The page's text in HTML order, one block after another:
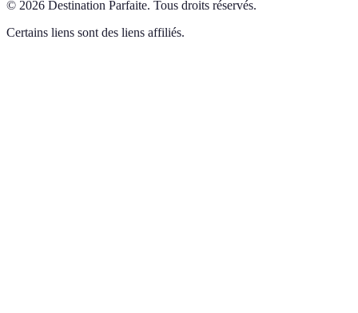
© 2026 Destination Parfaite. Tous droits réservés.
Certains liens sont des liens affiliés.